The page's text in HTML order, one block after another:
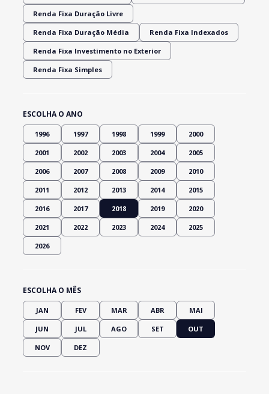
Renda Fixa Duração Livre
Renda Fixa Duração Média Renda Fixa Indexados
Renda Fixa Investimento no Exterior
Renda Fixa Simples
ESCOLHA O ANO
1996 1997 1998 1999 2000
2001 2002 2003 2004 2005
2006 2007 2008 2009 2010
2011 2012 2013 2014 2015
2016 2017 2018 2019 2020
2021 2022 2023 2024 2025
2026
ESCOLHA O MÊS
JAN FEV MAR ABR MAI
JUN JUL AGO SET OUT
NOV DEZ